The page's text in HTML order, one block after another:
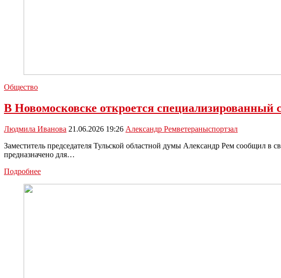
Общество
В Новомосковске откроется
Людмила Иванова 21.06.2026 19:26 Александр Ремветераныспортзал
Заместитель председателя Тульской областной думы Александр Рем сообщил в
предназначено для…
ПодробнееВ